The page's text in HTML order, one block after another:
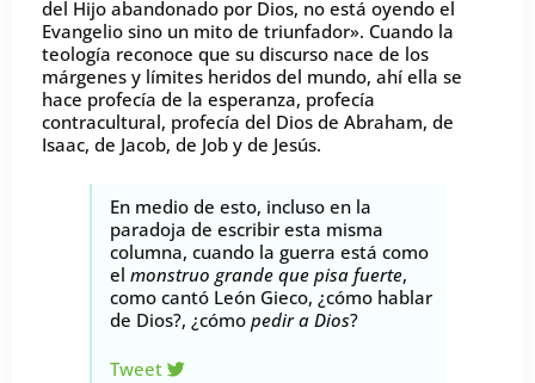
del Hijo abandonado por Dios, no está oyendo el
Evangelio sino un mito de triunfador». Cuando la
teología reconoce que su discurso nace de los
márgenes y límites heridos del mundo, ahí ella se
hace profecía de la esperanza, profecía
contracultural, profecía del Dios de Abraham, de
Isaac, de Jacob, de Job y de Jesús.
En medio de esto, incluso en la
paradoja de escribir esta misma
columna, cuando la guerra está como
el monstruo grande que pisa fuerte,
como cantó León Gieco, ¿cómo hablar
de Dios?, ¿cómo pedir a Dios?
Tweet